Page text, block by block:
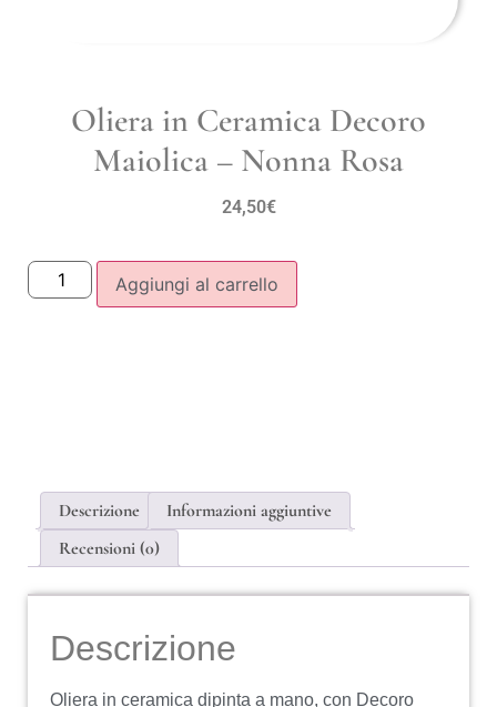
Oliera in Ceramica Decoro
Maiolica – Nonna Rosa
24,50€
Aggiungi al carrello
Descrizione
Informazioni aggiuntive
Recensioni (0)
Descrizione
Oliera in ceramica dipinta a mano, con Decoro